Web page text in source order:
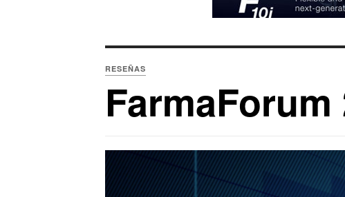
RESEÑAS